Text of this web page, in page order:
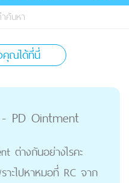
ค้นหา
คุณได้ที่นี่
PD Ointment
ต่างกันอย่างไรคะ
าะไปหาหมอที่ RC จาก